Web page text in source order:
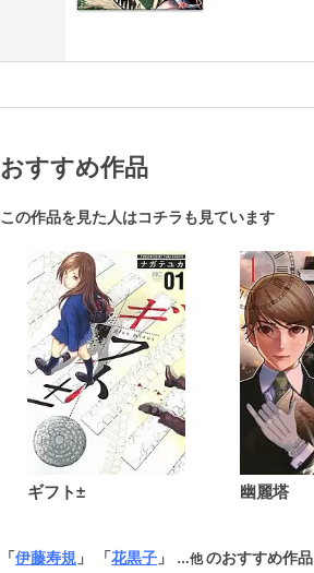
おすすめ作品
この作品を見た人はコチラも見ています
ギフト± 幽麗塔
「伊藤寿規 」 「花黒子 」 …他のおすすめ作品